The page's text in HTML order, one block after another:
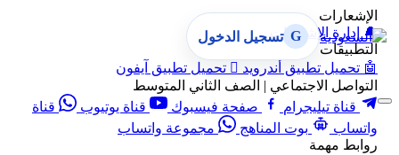
الإشعارات
🔔 إدارة الإشعارات
التطبيقات
🤖 تحميل تطبيق أندرويد  تحميل تطبيق آيفون
التواصل الاجتماعي | الصف الثاني المتوسط
قناة تيليجرام
صفحة فيسبوك قناة يوتيوب
قناة
واتساب
بوت المناهج
مجموعة واتساب
روابط مهمة
G تسجيل الدخول